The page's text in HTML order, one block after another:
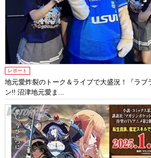
レポート
地元愛炸裂のトーク＆ライブで大盛況！『ラブ
ン!! 沼津地元愛ま...